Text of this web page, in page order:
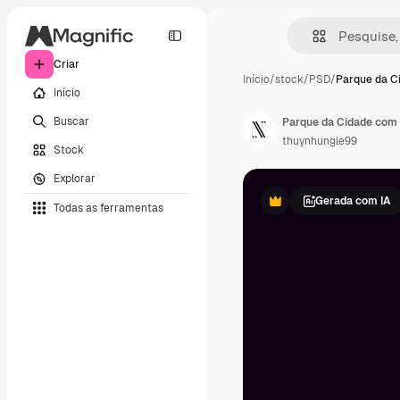
Criar
Início
Buscar
Stock
Explorar
Todas as ferramentas
Início/stock/PSD/Parque da
PremiumGerada com IA
thuynhungle99